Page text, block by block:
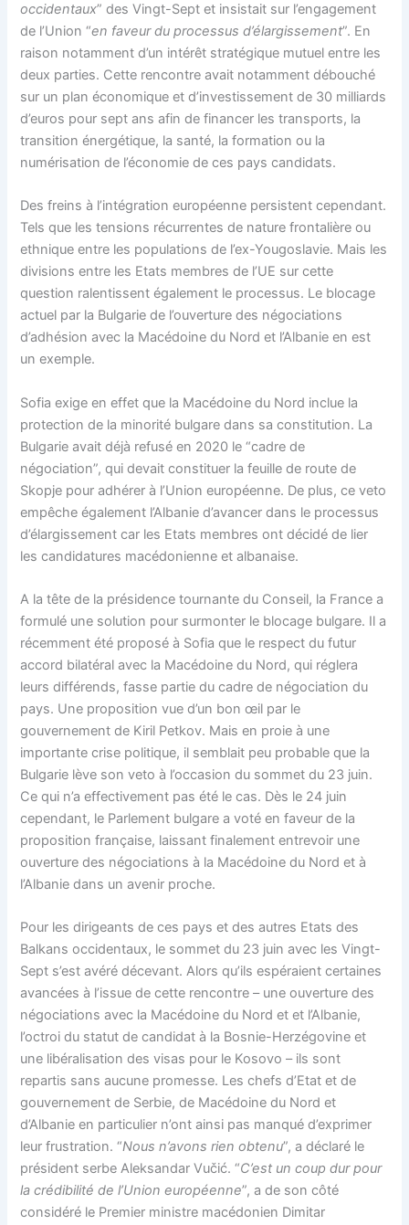
occidentaux” des Vingt-Sept et insistait sur l’engagement
de l’Union “en faveur du processus d’élargissement”. En
raison notamment d’un intérêt stratégique mutuel entre les
deux parties. Cette rencontre avait notamment débouché
sur un plan économique et d’investissement de 30 milliards
d’euros pour sept ans afin de financer les transports, la
transition énergétique, la santé, la formation ou la
numérisation de l’économie de ces pays candidats.
Des freins à l’intégration européenne persistent cependant.
Tels que les tensions récurrentes de nature frontalière ou
ethnique entre les populations de l’ex-Yougoslavie. Mais les
divisions entre les Etats membres de l’UE sur cette
question ralentissent également le processus. Le blocage
actuel par la Bulgarie de l’ouverture des négociations
d’adhésion avec la Macédoine du Nord et l’Albanie en est
un exemple.
Sofia exige en effet que la Macédoine du Nord inclue la
protection de la minorité bulgare dans sa constitution. La
Bulgarie avait déjà refusé en 2020 le “cadre de
négociation”, qui devait constituer la feuille de route de
Skopje pour adhérer à l’Union européenne. De plus, ce veto
empêche également l’Albanie d’avancer dans le processus
d’élargissement car les Etats membres ont décidé de lier
les candidatures macédonienne et albanaise.
A la tête de la présidence tournante du Conseil, la France a
formulé une solution pour surmonter le blocage bulgare. Il a
récemment été proposé à Sofia que le respect du futur
accord bilatéral avec la Macédoine du Nord, qui réglera
leurs différends, fasse partie du cadre de négociation du
pays. Une proposition vue d’un bon œil par le
gouvernement de Kiril Petkov. Mais en proie à une
importante crise politique, il semblait peu probable que la
Bulgarie lève son veto à l’occasion du sommet du 23 juin.
Ce qui n’a effectivement pas été le cas. Dès le 24 juin
cependant, le Parlement bulgare a voté en faveur de la
proposition française, laissant finalement entrevoir une
ouverture des négociations à la Macédoine du Nord et à
l’Albanie dans un avenir proche.
Pour les dirigeants de ces pays et des autres Etats des
Balkans occidentaux, le sommet du 23 juin avec les Vingt-
Sept s’est avéré décevant. Alors qu’ils espéraient certaines
avancées à l’issue de cette rencontre – une ouverture des
négociations avec la Macédoine du Nord et et l’Albanie,
l’octroi du statut de candidat à la Bosnie-Herzégovine et
une libéralisation des visas pour le Kosovo – ils sont
repartis sans aucune promesse. Les chefs d’Etat et de
gouvernement de Serbie, de Macédoine du Nord et
d’Albanie en particulier n’ont ainsi pas manqué d’exprimer
leur frustration. “Nous n’avons rien obtenu”, a déclaré le
président serbe Aleksandar Vučić. “C’est un coup dur pour
la crédibilité de l’Union européenne”, a de son côté
considéré le Premier ministre macédonien Dimitar